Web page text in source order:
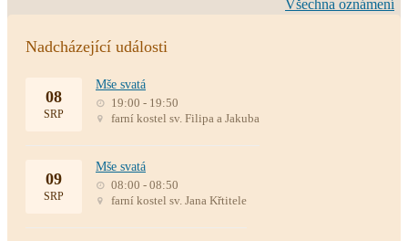
Všechna oznámení
Nadcházející události
08
SRP
Mše svatá
19:00 - 19:50
farní kostel sv. Filipa a Jakuba
09
SRP
Mše svatá
08:00 - 08:50
farní kostel sv. Jana Křtitele